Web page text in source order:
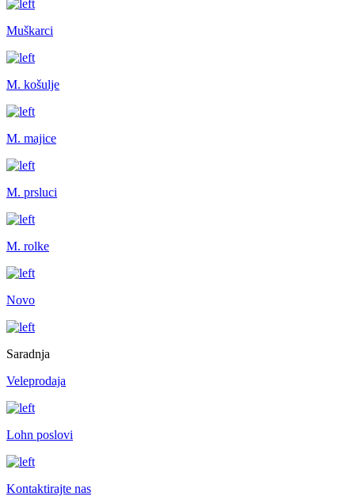
Muškarci
M. košulje
M. majice
M. prsluci
M. rolke
Novo
Saradnja
Veleprodaja
Lohn poslovi
Kontaktirajte nas